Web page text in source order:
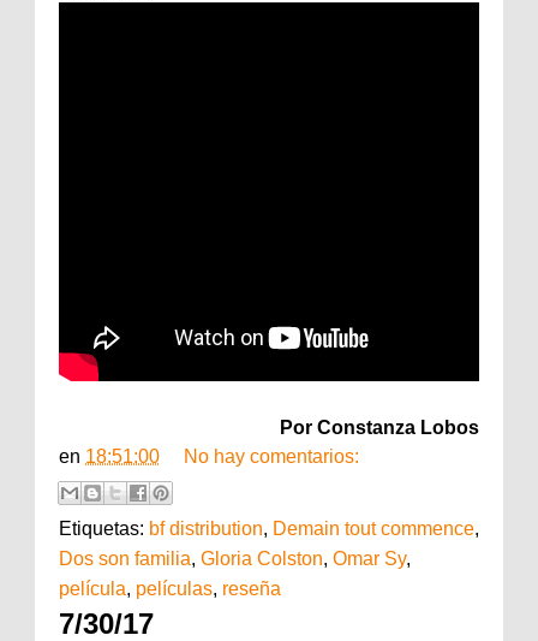
Por Constanza Lobos
en 18:51:00 No hay comentarios:
Etiquetas: bf distribution, Demain tout commence,
Dos son familia, Gloria Colston, Omar Sy,
película, películas, reseña
7/30/17